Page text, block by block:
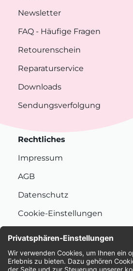
Newsletter
FAQ - Häufige Fragen
Retourenschein
Reparaturservice
Downloads
Sendungsverfolgung
Rechtliches
Impressum
AGB
Datenschutz
Cookie-Einstellungen
Bewertungen